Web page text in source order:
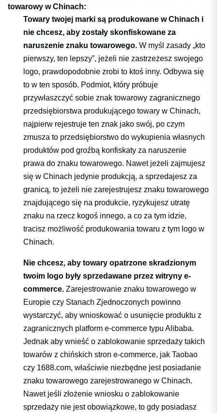
towarowy w Chinach:
Towary twojej marki są produkowane w Chinach i
nie chcesz, aby zostały skonfiskowane za
naruszenie znaku towarowego. W myśl zasady „kto
pierwszy, ten lepszy”, jeżeli nie zastrzeżesz swojego
logo, prawdopodobnie zrobi to ktoś inny. Odbywa się
to w ten sposób. Podmiot, który próbuje
przywłaszczyć sobie znak towarowy zagranicznego
przedsiębiorstwa produkującego towary w Chinach,
najpierw rejestruje ten znak jako swój, po czym
zmusza to przedsiębiorstwo do wykupienia własnych
produktów pod groźbą konfiskaty za naruszenie
prawa do znaku towarowego. Nawet jeżeli zajmujesz
się w Chinach jedynie produkcją, a sprzedajesz za
granicą, to jeżeli nie zarejestrujesz znaku towarowego
znajdującego się na produkcie, ryzykujesz utratę
znaku na rzecz kogoś innego, a co za tym idzie,
tracisz możliwość produkowania towaru z tym logo w
Chinach.
Nie chcesz, aby towary opatrzone skradzionym
twoim logo były sprzedawane przez witryny e-
commerce. Zarejestrowanie znaku towarowego w
Europie czy Stanach Zjednoczonych powinno
wystarczyć, aby wnioskować o usunięcie produktu z
zagranicznych platform e-commerce typu Alibaba.
Jednak aby wnieść o zablokowanie sprzedaży takich
towarów z chińskich stron e-commerce, jak Taobao
czy 1688.com, właściwie niezbędne jest posiadanie
znaku towarowego zarejestrowanego w Chinach.
Nawet jeśli złożenie wniosku o zablokowanie
sprzedaży nie jest obowiązkowe, to gdy posiadasz